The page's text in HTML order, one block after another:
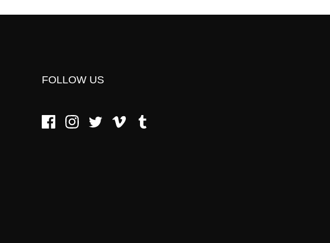
FOLLOW US
FacebookInstagramTwitterVimeoTumblr